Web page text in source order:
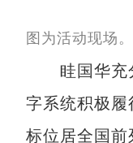
图为活动现场
眭国华充分
字系统积极
标位居全国